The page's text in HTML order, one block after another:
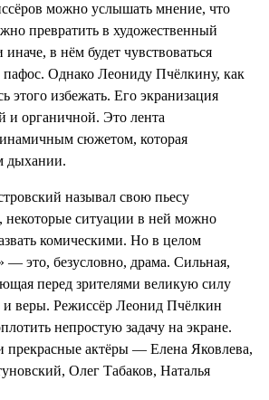
можно услышать мнение, что
превратить в художественный
в нём будет чувствоваться
пафос. Однако Леониду Пчёлкину, как
этого избежать. Его экранизация
и органичной. Это лента
сюжетом, которая
дыхании.
называл свою пьесу
некоторые ситуации в ней можно
комическими. Но в целом
— это, безусловно, драма. Сильная,
перед зрителями великую силу
и веры. Режиссёр Леонид Пчёлкин
непростую задачу на экране.
прекрасные актёры — Елена Яковлева,
Олег Табаков, Наталья